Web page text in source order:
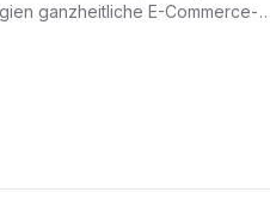
ganzheitliche E-Commerce-